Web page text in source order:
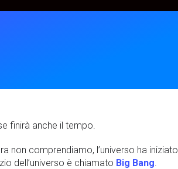
finirà anche il tempo.
non comprendiamo, l’universo ha iniziato
dell’universo è chiamato Big Bang.